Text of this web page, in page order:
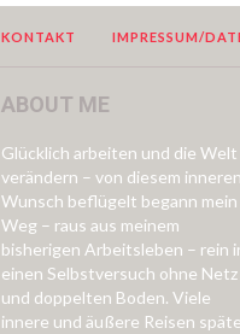
KONTAKT IMPRESSUM/
ABOUT ME
Glücklich arbeiten und die Welt
verändern – von diesem inneren
Wunsch beflügelt begann mein
Weg – raus aus meinem
bisherigen Arbeitsleben – rein
einen Selbstversuch ohne Netz
und doppelten Boden. Viele
innere und äußere Reisen